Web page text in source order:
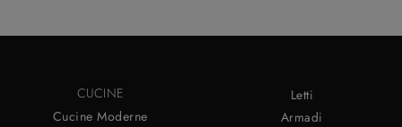
CUCINE
Cucine Moderne
Letti
Armadi